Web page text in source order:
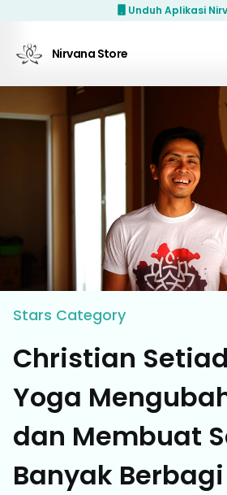
Unduh Aplikasi
Nirvana Store
Stars Category
Christian
Yoga
dan Membuat
Banyak Berbagi